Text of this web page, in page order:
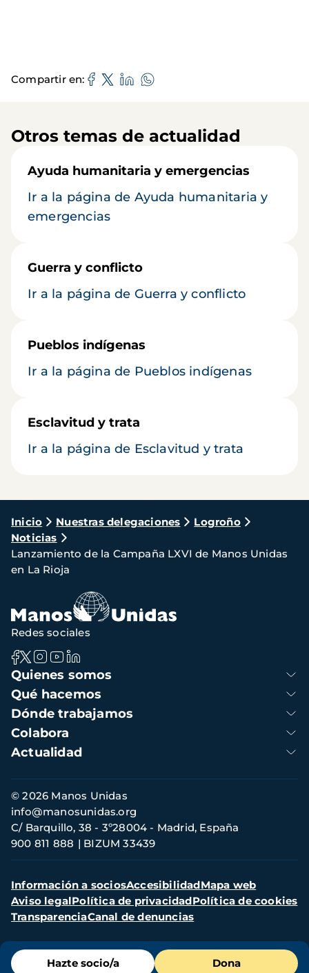
Compartir en
Otros temas de actualidad
Ayuda humanitaria y emergencias
Ir a la página de Ayuda humanitaria y
emergencias
Guerra y conflicto
Ir a la página de Guerra y conflicto
Pueblos indígenas
Ir a la página de Pueblos indígenas
Esclavitud y trata
Ir a la página de Esclavitud y trata
Ruta
de
navegación
Inicio Nuestras delegaciones
Logroño
Noticias
Lanzamiento de la Campaña LXVI de Manos Unidas
en La Rioja
Menú
de
Hazte socio/a Dona
Navegación
principal
Quienes somos
Qué hacemos
Dónde trabajamos
Colabora
Actualidad
Redes sociales
Información
de
contacto
© 2026 Manos Unidas
C/ Barquillo, 38 - 3º28004 - Madrid, España
900 811 888
BIZUM 33439
info@manosunidas.org
Menú
secundario
Información a sociosAccesibilidadMapa web
Aviso legalPolítica de privacidadPolítica de cookies
TransparenciaCanal de denuncias